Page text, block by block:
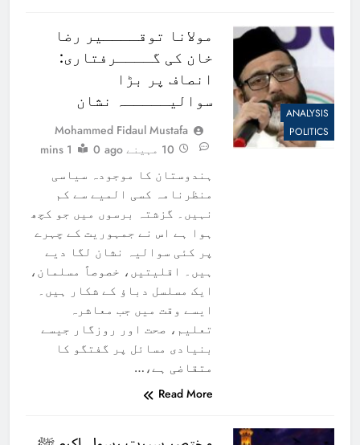
ANALYSIS
POLITICS
مولانا توقــــیر رضا
خان کی گــــرفتاری:
انصاف پر بڑا
سوالیـــــہ نشان
Mohammed Fidaul Mustafa
10 مہینے ago
0
1 mins
ہندوستان کا موجودہ سیاسی
منظرنامہ کسی المیے سے کم
نہیں۔ گزشتہ برسوں میں جو کچھ
ہوا ہے اس نے جمہوریت کے چہرے
پر کئی سوالیہ نشان لگا دیے
ہیں۔ اقلیتیں، خصوصاً مسلمان،
ایک مسلسل دباؤ کے شکار ہیں۔
ایسے وقت میں جب معاشرہ
تعلیم، صحت اور روزگار جیسے
بنیادی مسائل پر گفتگو کا
متقاضی ہے،…
Read More